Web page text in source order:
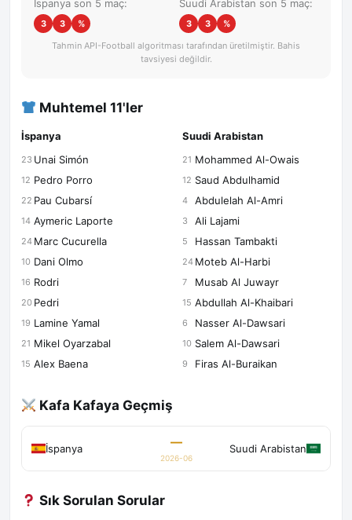
İspanya son 5 maç:
3 3 %
Suudi Arabistan son 5 maç:
3 3 %
Tahmin API-Football algoritması tarafından üretilmiştir. Bahis
tavsiyesi değildir.
Muhtemel 11'ler
İspanya
23 Unai Simón
12 Pedro Porro
22 Pau Cubarsí
14 Aymeric Laporte
24 Marc Cucurella
10 Dani Olmo
16 Rodri
20 Pedri
19 Lamine Yamal
21 Mikel Oyarzabal
15 Alex Baena
Suudi Arabistan
21 Mohammed Al-Owais
12 Saud Abdulhamid
4 Abdulelah Al-Amri
3 Ali Lajami
5 Hassan Tambakti
24 Moteb Al-Harbi
7 Musab Al Juwayr
15 Abdullah Al-Khaibari
6 Nasser Al-Dawsari
10 Salem Al-Dawsari
9 Firas Al-Buraikan
Kafa Kafaya Geçmiş
İspanya —
2026-06
Suudi Arabistan
Sık Sorulan Sorular